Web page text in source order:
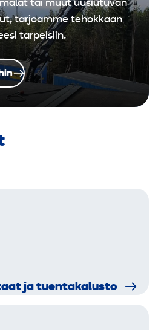
tai muut uusiutuvan
tarjoamme tehokkaan
tarpeisiin.
ja tuentakalusto